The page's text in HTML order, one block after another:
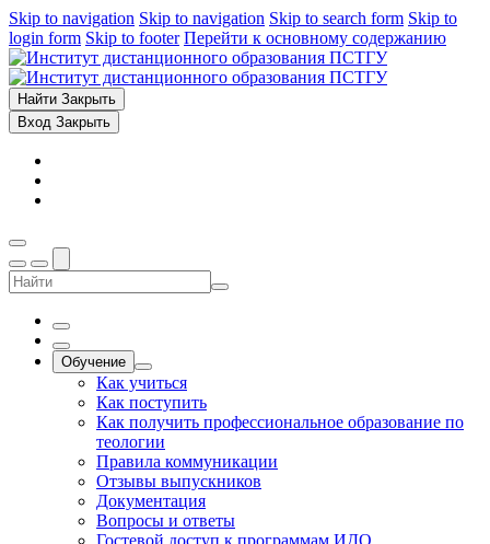
Skip to navigation Skip to navigation Skip to search form Skip to
login form Skip to footer Перейти к основному содержанию
Найти Закрыть
Вход Закрыть
Обучение
Как учиться
Как поступить
Как получить профессиональное образование по
теологии
Правила коммуникации
Отзывы выпускников
Документация
Вопросы и ответы
Гостевой доступ к программам ИДО